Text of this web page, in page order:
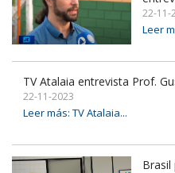
22-11-
Leer
TV Atalaia entrevista Prof.
22-11-2023
Leer más: TV Atalaia...